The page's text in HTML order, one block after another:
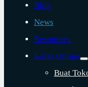
Blog
News
Resources
Kelas Online
Buat